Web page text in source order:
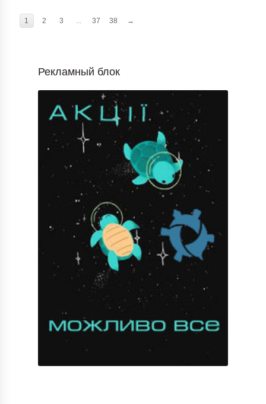
1 2 3 37 38 →
Рекламный блок